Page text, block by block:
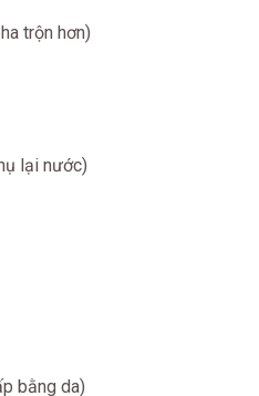
trộn hơn)
lại nước)
bằng da)